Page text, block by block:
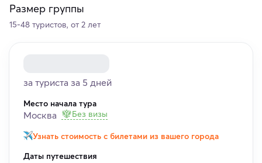
Размер группы
15-48 туристов, от 2 лет
за туриста за 5 дней
Место начала тура
Москва Без визы
Узнать стоимость с билетами из вашего города
Даты путешествия